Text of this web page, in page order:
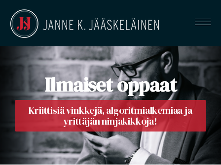
Ilmaiset oppaat
Kriittisiä vinkkejä, algoritmialkemiaa ja
yrittäjän ninjakikkoja!